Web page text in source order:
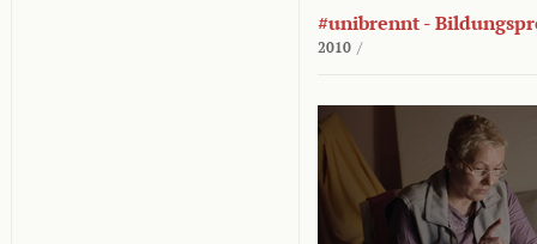
#unibrennt -
2010 /